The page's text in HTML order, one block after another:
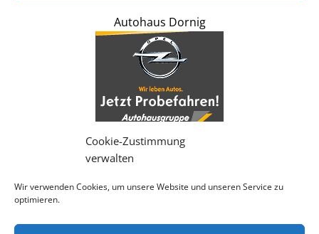
Cookie-Zustimmung
verwalten
Wir verwenden Cookies, um unsere Website und unseren Service zu
optimieren.
Autohaus Dornig